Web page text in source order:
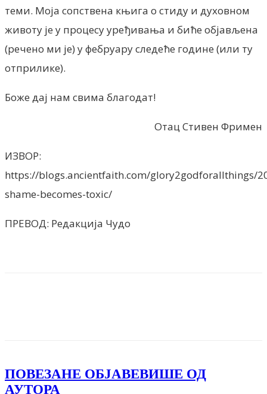
теми. Моја сопствена књига о стиду и духовном
животу је у процесу уређивања и биће објављена
(речено ми је) у фебруару следеће године (или ту
отприлике).
Боже дај нам свима благодат!
Отац Стивен Фримен
ИЗВОР:
https://blogs.ancientfaith.com/glory2godforallthings/
shame-becomes-toxic/
ПРЕВОД: Редакција Чудо
ПОВЕЗАНЕ ОБЈАВЕВИШЕ ОД